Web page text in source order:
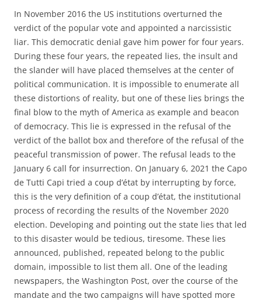
In November 2016 the US institutions overturned the
verdict of the popular vote and appointed a narcissistic
liar. This democratic denial gave him power for four years.
During these four years, the repeated lies, the insult and
the slander will have placed themselves at the center of
political communication. It is impossible to enumerate all
these distortions of reality, but one of these lies brings the
final blow to the myth of America as example and beacon
of democracy. This lie is expressed in the refusal of the
verdict of the ballot box and therefore of the refusal of the
peaceful transmission of power. The refusal leads to the
January 6 call for insurrection. On January 6, 2021 the Capo
de Tutti Capi tried a coup d’état by interrupting by force,
this is the very definition of a coup d’état, the institutional
process of recording the results of the November 2020
election. Developing and pointing out the state lies that led
to this disaster would be tedious, tiresome. These lies
announced, published, repeated belong to the public
domain, impossible to list them all. One of the leading
newspapers, the Washington Post, over the course of the
mandate and the two campaigns will have spotted more